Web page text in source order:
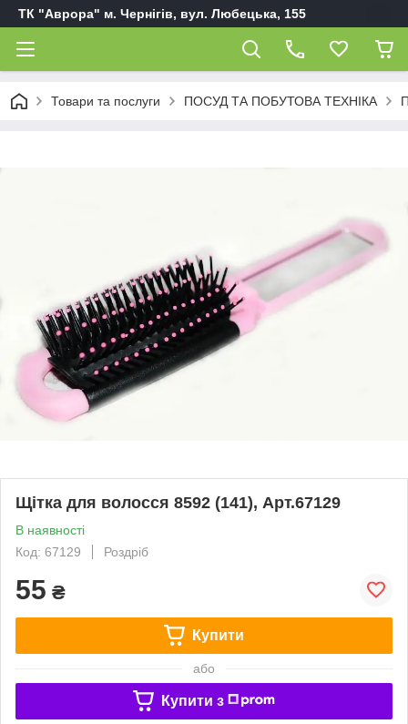
ТК "Аврора" м. Чернігів, вул. Любецька, 155
Товари та послуги ПОСУД ТА ПОБУТОВА ТЕХНІКА
Щітка для волосся 8592 (141), Арт.67129
В наявності
Код: 67129
Роздріб
55 ₴
Купити
або
Купити з